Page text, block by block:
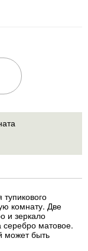
и зеркало
матовое.